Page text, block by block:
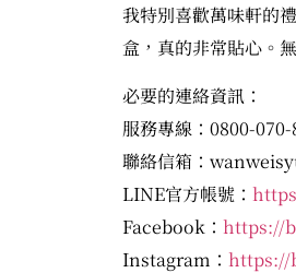
我特別喜歡萬味軒的
盒，真的非常貼心。
必要的連絡資訊：
服務專線：0800-070-
聯絡信箱：
LINE官方帳號：
Facebook： https://
Instagram： https://